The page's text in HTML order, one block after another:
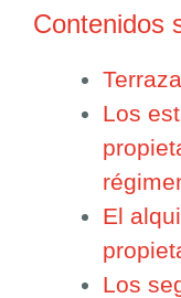
Contenidos
Los
El
Los